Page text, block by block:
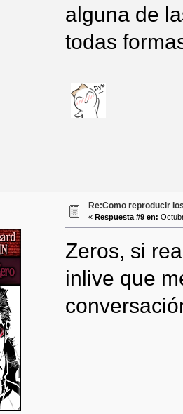
alguna de
todas
Re:Como reproducir
« Respuesta #9 en:
Zeros, si
inlive que